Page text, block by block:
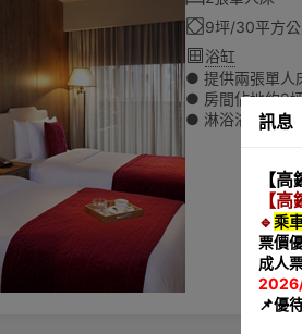
9坪/30平方公
浴缸
● 提供兩張單人
● 房間佔地約9
● 淋浴浴缸
🌏為響應環保
陳列其他一次
訊息
【
【
🔹 乘
票價
成人
📌優